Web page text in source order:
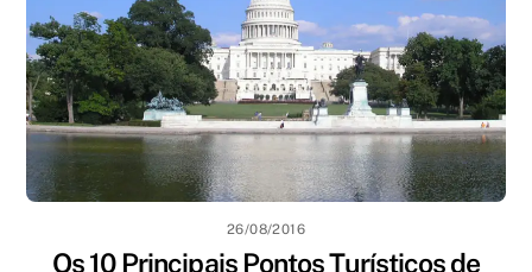
26/08/2016
Os 10 Principais Pontos Turísticos de